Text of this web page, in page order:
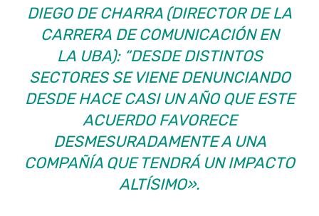
DIEGO DE CHARRA (DIRECTOR DE LA
CARRERA DE COMUNICACIÓN EN
LA UBA): “DESDE DISTINTOS
SECTORES SE VIENE DENUNCIANDO
DESDE HACE CASI UN AÑO QUE ESTE
ACUERDO FAVORECE
DESMESURADAMENTE A UNA
COMPAÑÍA QUE TENDRÁ UN IMPACTO
ALTÍSIMO».